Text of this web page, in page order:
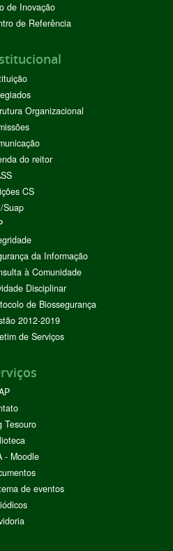
de Inovação
de Referência
Organizacional
do reitor
CS
Suap
da Informação
à Comunidade
Disciplinar
de Biossegurança
2012-2019
de Serviços
Tesouro
- Moodle
de eventos